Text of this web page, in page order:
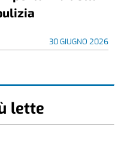
30 GIUGNO 2026
lette